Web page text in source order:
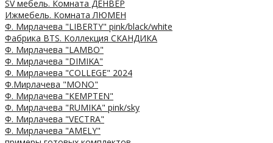
SV мебель. Комната ДЕНВЕР
Ижмебель. Комната ЛЮМЕН
Ф. Мирлачева "LIBERTY" pink/black/white
Фабрика BTS. Коллекция СКАНДИКА
Ф. Мирлачева "LAMBO"
Ф. Мирлачева "DIMIKA"
Ф. Мирлачева "COLLEGE" 2024
Ф.Мирлачева "MONO"
Ф. Мирлачева "KEMPTEN"
Ф. Мирлачева "RUMIKA" pink/sky
Ф. Мирлачева "VECTRA"
Ф. Мирлачева "AMELY"